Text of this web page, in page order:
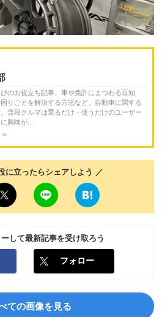
のお役立ち記事、車や免許にまつわる豆知
りごとを解決する方法など、自動車に関する
普段クルマは乗るだけ・使うだけのユーザー
興味が...
>
に立ったらシェアしよう ／
して最新記事を受け取ろう
フォロー
ての画像を見る